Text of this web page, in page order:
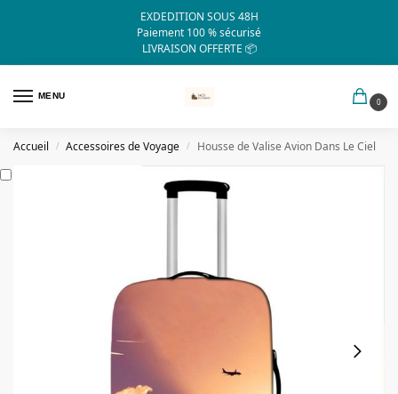
EXDEDITION SOUS 48H
Paiement 100 % sécurisé
LIVRAISON OFFERTE 📦
MENU
0
Accueil / Accessoires de Voyage / Housse de Valise Avion Dans Le Ciel